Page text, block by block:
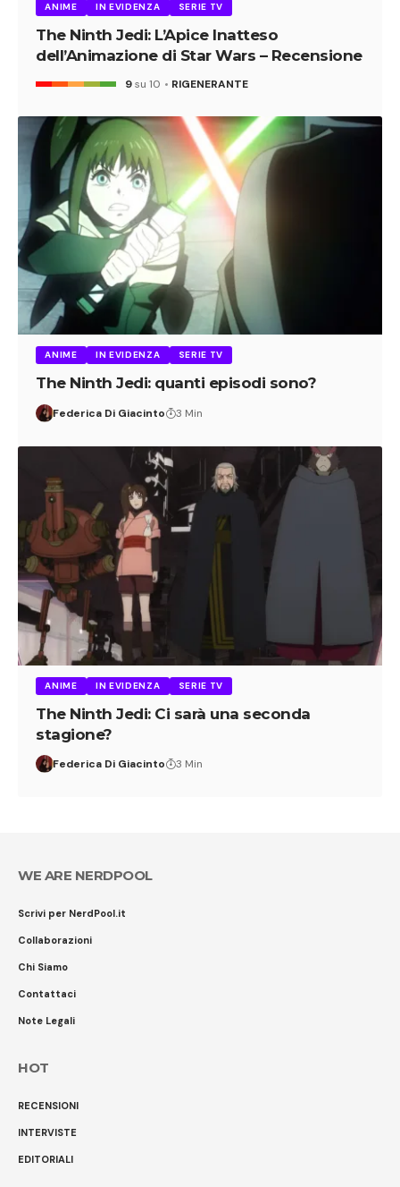
ANIME IN EVIDENZA SERIE TV
The Ninth Jedi: L’Apice Inatteso
dell’Animazione di Star Wars – Recensione
9su 10 RIGENERANTE
ANIME IN EVIDENZA SERIE TV
The Ninth Jedi: quanti episodi sono?
Federica Di Giacinto 3 Min
ANIME IN EVIDENZA SERIE TV
The Ninth Jedi: Ci sarà una seconda
stagione?
Federica Di Giacinto 3 Min
WE ARE NERDPOOL
Scrivi per NerdPool.it
Collaborazioni
Chi Siamo
Contattaci
Note Legali
HOT
RECENSIONI
INTERVISTE
EDITORIALI